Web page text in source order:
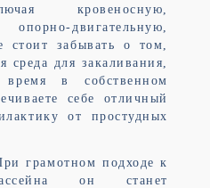
кровеносную,
двигательную,
забывать о том,
среда для закаливания,
время в собственном
себе отличный
от простудных
грамотном подходе к
он станет